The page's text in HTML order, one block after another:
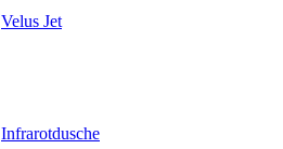
Velus Jet
Infrarotdusche